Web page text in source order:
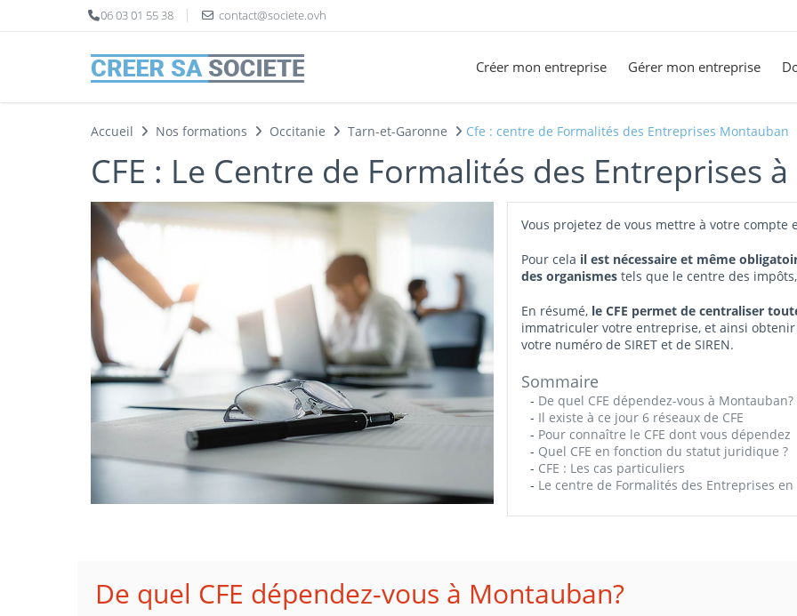
06 03 01 55 38 contact@societe.ovh
Créer mon entreprise Gérer mon entreprise
Accueil Nos formations Occitanie Tarn-et-Garonne Cfe : centre de Formalités des Entreprises Montauban
CFE : Le Centre de Formalités des Entreprises
Vous projetez de vous mettre à votre
Pour cela il est nécessaire et même
des organismes tels que le centre des impôts,
En résumé, le CFE permet de centraliser
immatriculer votre entreprise, et ainsi
votre numéro de SIRET et de SIREN.
Sommaire
- De quel CFE dépendez-vous à Montauban?
- Il existe à ce jour 6 réseaux de CFE
- Pour connaître le CFE dont vous dépendez
- Quel CFE en fonction du statut juridique ?
- CFE : Les cas particuliers
- Le centre de Formalités des Entreprises en
De quel CFE dépendez-vous à Montauban?
Panneau de gestion des cookies